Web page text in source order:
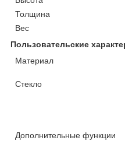
Толщина
Вес
Пользовательские
Материал
Стекло
Дополнительные функции